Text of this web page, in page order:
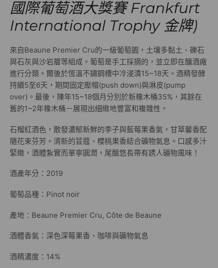
國際葡萄酒大獎賽 Frankfurt
International Trophy 金牌)
來自Beaune Premier Cru的一級葡萄園，土壤多黏土、礫石
與石灰與沙岩層等組成。葡萄是手工採摘的，並立即在釀酒廠
進行分類。爾後於恆溫不鏽鋼槽中冷浸漬15~18天。酒精發酵
持續5至6天，期間固定壓帽(push down)與淋皮(pump
over)。最後，陳年15~18個月分別於新橡木桶35%，其餘在
舊的1~2年橡木桶－展現出細緻地豐富和複雜性。
石榴紅酒色，散發濃郁新鮮的李子與藍莓果香氣，甘草馨香配
隨花束芬芳。清新的荳蔻、櫻桃果香結合礦物氣息。口感多汁
緊緻，酒體紮實而單寧圓潤，尾醞悠長帶有誘人礦物風味！
酒產年分：2019
葡萄品種：Pinot noir
產地：Beaune Premier Cru, Côte de Beaune
酒體香氣：深色深莓果香、咖啡與礦物氣息
酒精濃度：14%